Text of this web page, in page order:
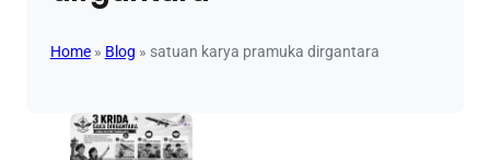
Home» Blog » satuan karya pramuka dirgantara